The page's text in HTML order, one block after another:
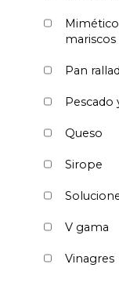
mariscos
Pan
Pescado
Queso
Sirope
V gama
Vinagres